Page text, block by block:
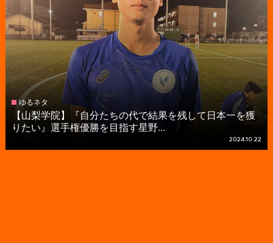
ゆるネタ
【山梨学院】『自分たちの代で結果を残して日本一を獲
りたい』選手権優勝を目指す星野...
2024.10.22